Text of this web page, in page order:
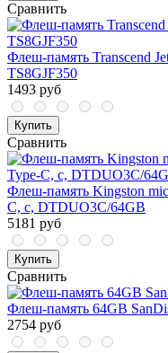
Сравнить
Флеш-память Transcend
TS8GJF350
1493 руб
Купить
Сравнить
Флеш-память Kingston
C, с, DTDUO3C/64GB
5181 руб
Купить
Сравнить
Флеш-память 64GB
2754 руб